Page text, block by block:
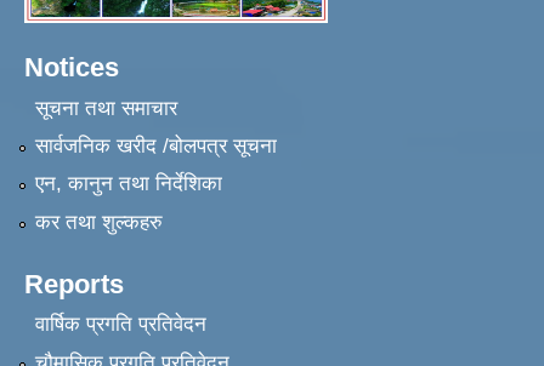
Notices
सूचना तथा समाचार
सार्वजनिक खरीद /बोलपत्र सूचना
एन, कानुन तथा निर्देशिका
कर तथा शुल्कहरु
Reports
वार्षिक प्रगति प्रतिवेदन